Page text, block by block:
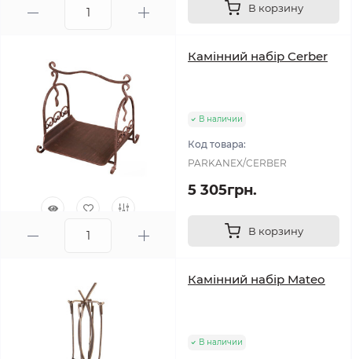
В корзину
Камінний набір Cerber
В наличии
Код товара:
PARKANEX/CERBER
5 305грн.
В корзину
Камінний набір Mateo
В наличии